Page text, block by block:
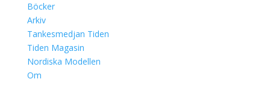
Böcker
Arkiv
Tankesmedjan Tiden
Tiden Magasin
Nordiska Modellen
Om